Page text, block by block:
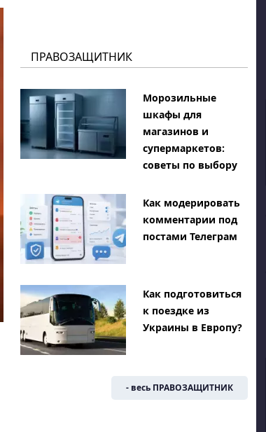
ПРАВОЗАЩИТНИК
Морозильные
шкафы для
магазинов и
супермаркетов:
советы по выбору
Как модерировать
комментарии под
постами Телеграм
Как подготовиться
к поездке из
Украины в Европу?
- весь ПРАВОЗАЩИТНИК